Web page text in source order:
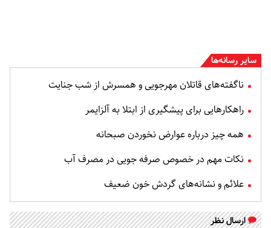
سایر رسانه‌ها
ناگفته‌های قاتلان مهرجویی و همسرش از شب جنایت
راهکارهایی برای پیشگیری از ابتلا به آلزایمر
همه چیز درباره عوارض نخوردن صبحانه
نکات مهم در خصوص صرفه جویی در مصرف آب
علائم و نشانه‌های گردش خون ضعیف
ارسال نظر